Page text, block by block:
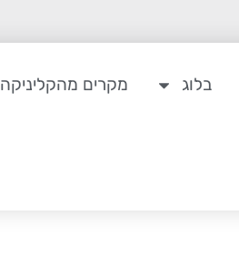
בלוג מקרים מהקליניקה